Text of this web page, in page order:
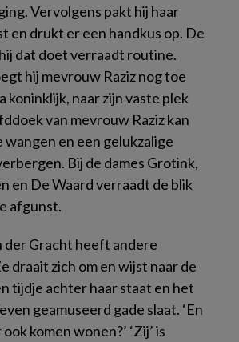
Vervolgens pakt hij haar
en drukt er een handkus op. De
dat doet verraadt routine.
hij mevrouw Raziz nog toe
koninklijk, naar zijn vaste plek
van mevrouw Raziz kan
wangen en een gelukzalige
Bij de dames Grotink,
en De Waard verraadt de blik
afgunst.
der Gracht heeft andere
draait zich om en wijst naar de
tijdje achter haar staat en het
geamuseerd gade slaat. ‘En
komen wonen?’ ‘Zij’ is